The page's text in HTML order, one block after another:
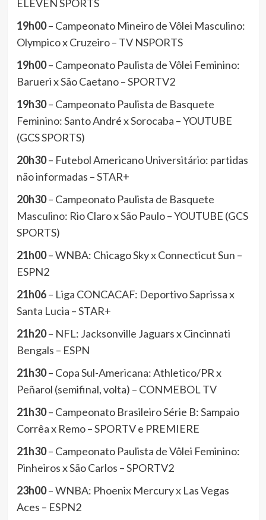
ELEVEN SPORTS
19h00– Campeonato Mineiro de Vôlei Masculino:
Olympico x Cruzeiro – TV NSPORTS
19h00– Campeonato Paulista de Vôlei Feminino:
Barueri x São Caetano – SPORTV2
19h30– Campeonato Paulista de Basquete
Feminino: Santo André x Sorocaba – YOUTUBE
(GCS SPORTS)
20h30– Futebol Americano Universitário: partidas
não informadas – STAR+
20h30– Campeonato Paulista de Basquete
Masculino: Rio Claro x São Paulo – YOUTUBE (GCS
SPORTS)
21h00– WNBA: Chicago Sky x Connecticut Sun –
ESPN2
21h06– Liga CONCACAF: Deportivo Saprissa x
Santa Lucia – STAR+
21h20– NFL: Jacksonville Jaguars x Cincinnati
Bengals – ESPN
21h30– Copa Sul-Americana: Athletico/PR x
Peñarol (semifinal, volta) – CONMEBOL TV
21h30– Campeonato Brasileiro Série B: Sampaio
Corrêa x Remo – SPORTV e PREMIERE
21h30– Campeonato Paulista de Vôlei Feminino:
Pinheiros x São Carlos – SPORTV2
23h00– WNBA: Phoenix Mercury x Las Vegas
Aces – ESPN2